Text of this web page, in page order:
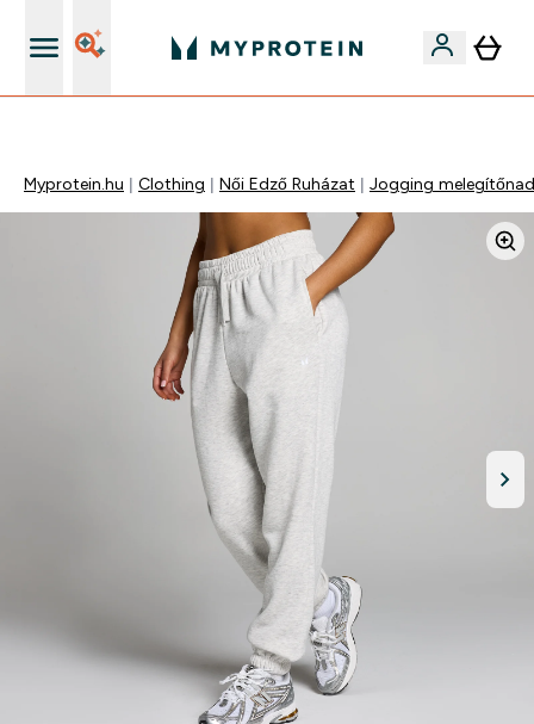
Myprotein.hu Clothing Női Edző Ruházat Jogging